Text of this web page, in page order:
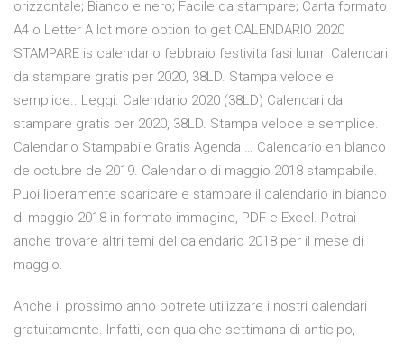
orizzontale; Bianco e nero; Facile da stampare; Carta formato
A4 o Letter A lot more option to get CALENDARIO 2020
STAMPARE is calendario febbraio festivita fasi lunari Calendari
da stampare gratis per 2020, 38LD. Stampa veloce e
semplice.. Leggi. Calendario 2020 (38LD) Calendari da
stampare gratis per 2020, 38LD. Stampa veloce e semplice.
Calendario Stampabile Gratis Agenda … Calendario en blanco
de octubre de 2019. Calendario di maggio 2018 stampabile.
Puoi liberamente scaricare e stampare il calendario in bianco
di maggio 2018 in formato immagine, PDF e Excel. Potrai
anche trovare altri temi del calendario 2018 per il mese di
maggio.
Anche il prossimo anno potrete utilizzare i nostri calendari
gratuitamente. Infatti, con qualche settimana di anticipo,